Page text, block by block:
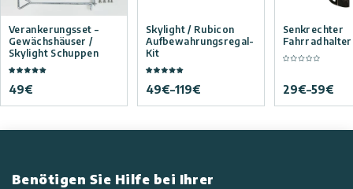
Verankerungsset –
Gewächshäuser /
Skylight Schuppen
49€
Skylight / Rubicon
Aufbewahrungsregal-
Kit
49€–119€
Senkrechter
Fahrradhalter
29€–59€
Benötigen Sie Hilfe bei Ihrer